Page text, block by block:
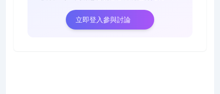
立即登入參與討論